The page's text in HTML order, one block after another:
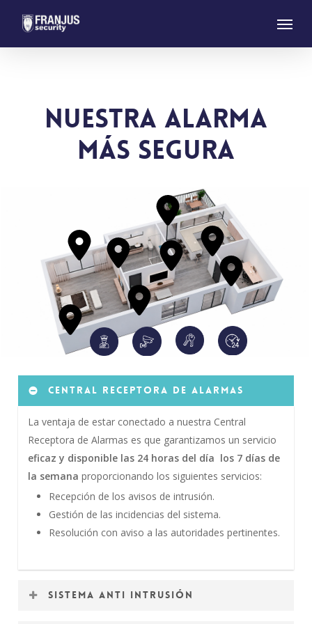
main
Menu
NUESTRA ALARMA
MÁS SEGURA
Central receptora de alarmas
La ventaja de estar conectado a nuestra Central
Receptora de Alarmas es que garantizamos un servicio
eficaz y disponible las 24 horas del día los 7 días de
la semana proporcionando los siguientes servicios:
Recepción de los avisos de intrusión.
Gestión de las incidencias del sistema.
Resolución con aviso a las autoridades pertinentes.
Sistema anti intrusión